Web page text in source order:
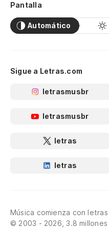
Pantalla
Automático
Sigue a Letras.com
letrasmusbr
letrasmusbr
letras
letras
Música comienza con letras
© 2003 - 2026, 3.8